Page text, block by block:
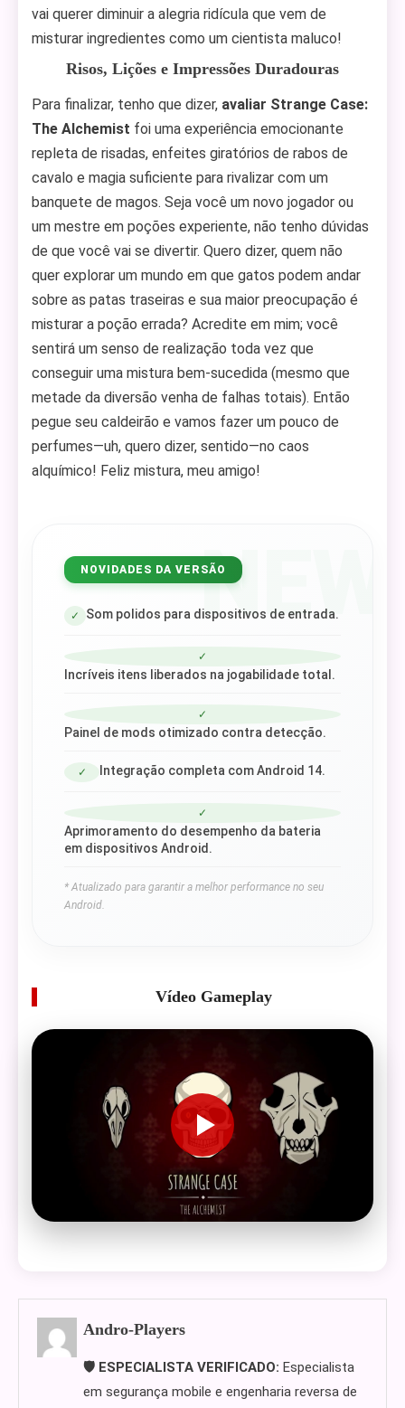
vai querer diminuir a alegria ridícula que vem de
misturar ingredientes como um cientista maluco!
Risos, Lições e Impressões Duradouras
Para finalizar, tenho que dizer, avaliar Strange Case:
The Alchemist foi uma experiência emocionante
repleta de risadas, enfeites giratórios de rabos de
cavalo e magia suficiente para rivalizar com um
banquete de magos. Seja você um novo jogador ou
um mestre em poções experiente, não tenho dúvidas
de que você vai se divertir. Quero dizer, quem não
quer explorar um mundo em que gatos podem andar
sobre as patas traseiras e sua maior preocupação é
misturar a poção errada? Acredite em mim; você
sentirá um senso de realização toda vez que
conseguir uma mistura bem-sucedida (mesmo que
metade da diversão venha de falhas totais). Então
pegue seu caldeirão e vamos fazer um pouco de
perfumes—uh, quero dizer, sentido—no caos
alquímico! Feliz mistura, meu amigo!
NEW
NOVIDADES DA VERSÃO
✓ Som polidos para dispositivos de entrada.
✓
Incríveis itens liberados na jogabilidade total.
✓
Painel de mods otimizado contra detecção.
✓ Integração completa com Android 14.
✓
Aprimoramento do desempenho da bateria
em dispositivos Android.
* Atualizado para garantir a melhor performance no seu
Android.
Vídeo Gameplay
Andro-Players
🛡️ ESPECIALISTA VERIFICADO: Especialista
em segurança mobile e engenharia reversa de